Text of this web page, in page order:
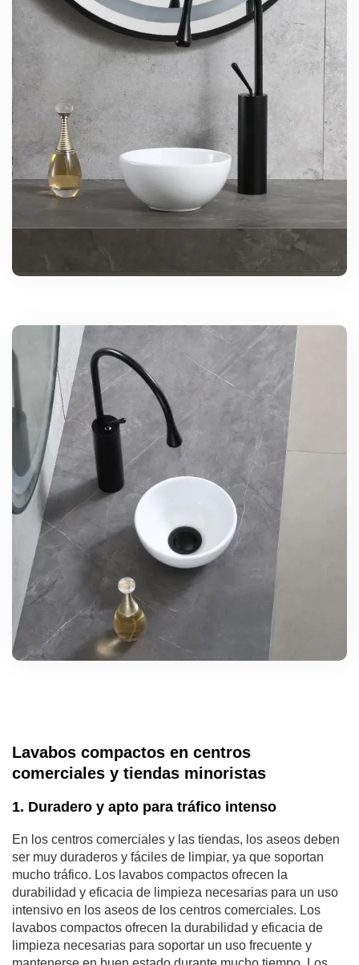
Lavabos compactos en centros
comerciales y tiendas minoristas
1. Duradero y apto para tráfico intenso
En los centros comerciales y las tiendas, los aseos deben
ser muy duraderos y fáciles de limpiar, ya que soportan
mucho tráfico. Los lavabos compactos ofrecen la
durabilidad y eficacia de limpieza necesarias para un uso
intensivo en los aseos de los centros comerciales. Los
lavabos compactos ofrecen la durabilidad y eficacia de
limpieza necesarias para soportar un uso frecuente y